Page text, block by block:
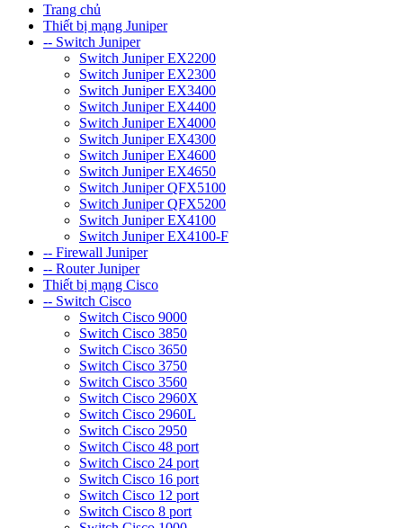
Trang chủ
Thiết bị mạng Juniper
-- Switch Juniper
Switch Juniper EX2200
Switch Juniper EX2300
Switch Juniper EX3400
Switch Juniper EX4400
Switch Juniper EX4000
Switch Juniper EX4300
Switch Juniper EX4600
Switch Juniper EX4650
Switch Juniper QFX5100
Switch Juniper QFX5200
Switch Juniper EX4100
Switch Juniper EX4100-F
-- Firewall Juniper
-- Router Juniper
Thiết bị mạng Cisco
-- Switch Cisco
Switch Cisco 9000
Switch Cisco 3850
Switch Cisco 3650
Switch Cisco 3750
Switch Cisco 3560
Switch Cisco 2960X
Switch Cisco 2960L
Switch Cisco 2950
Switch Cisco 48 port
Switch Cisco 24 port
Switch Cisco 16 port
Switch Cisco 12 port
Switch Cisco 8 port